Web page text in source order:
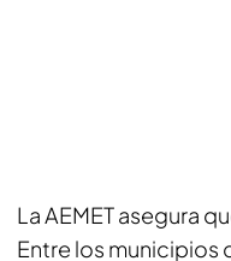
La AEMET asegura
Entre los municipios